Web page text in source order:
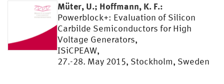
Müter, U.; Hoffmann, K. F.:
Powerblock+: Evaluation of Silicon
Carbilde Semiconductors for High
Voltage Generators,
ISiCPEAW,
27.-28. May 2015, Stockholm, Sweden